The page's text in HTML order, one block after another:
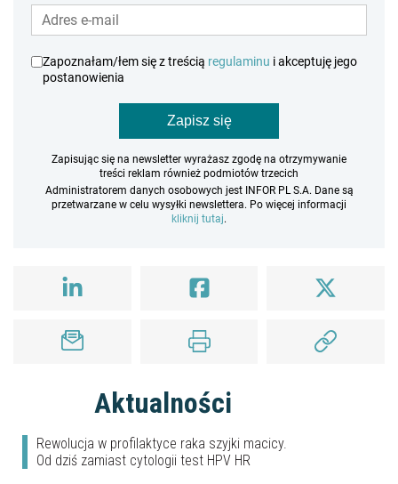
Zapoznałam/łem się z treścią regulaminu i akceptuję jego
postanowienia
Zapisz się
Zapisując się na newsletter wyrażasz zgodę na otrzymywanie
treści reklam również podmiotów trzecich
Administratorem danych osobowych jest INFOR PL S.A. Dane są
przetwarzane w celu wysyłki newslettera. Po więcej informacji
kliknij tutaj.
Aktualności
Rewolucja w profilaktyce raka szyjki macicy.
Od dziś zamiast cytologii test HPV HR